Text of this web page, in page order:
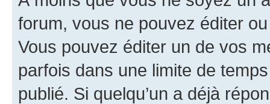
forum, vous ne pouvez éditer
Vous pouvez éditer un de vos
parfois dans une limite de
publié. Si quelqu’un a déjà